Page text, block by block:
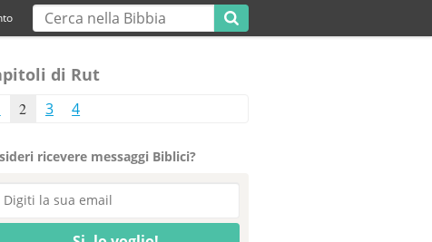
di Rut
2 3 4
ricevere messaggi Biblici?